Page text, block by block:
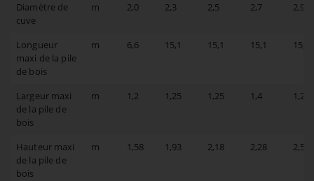
Diamètre de
cuve
m 2,0 2,3 2,5 2,7 2,9
Longueur
maxi de la pile
de bois
m 6,6 15,1 15,1 15,1
Largeur maxi
de la pile de
bois
m 1,2 1,25 1,25 1,4 1,25
Hauteur maxi
de la pile de
bois
m 1,58 1,93 2,18 2,28 2,58